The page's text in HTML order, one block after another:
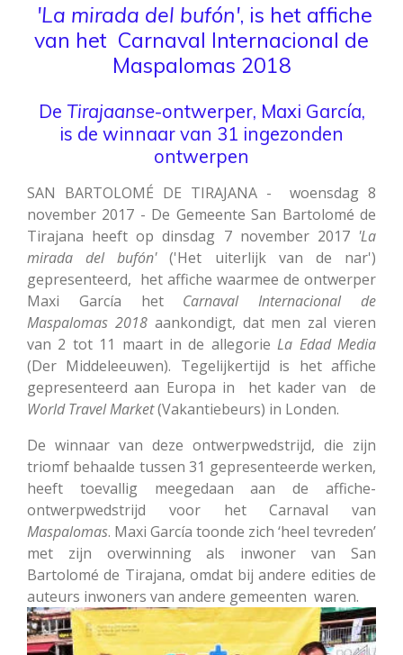
'La mirada del bufón', is het affiche
van het Carnaval Internacional de
Maspalomas 2018
De Tirajaanse-ontwerper, Maxi García,
is de winnaar van 31 ingezonden
ontwerpen
SAN BARTOLOMÉ DE TIRAJANA -
woensdag 8
november 2017 - De Gemeente San Bartolomé de
Tirajana heeft op dinsdag 7 november 2017 'La
mirada del bufón'('Het uiterlijk van de nar')
gepresenteerd, het affiche waarmee de ontwerper
Maxi García het Carnaval Internacional de
Maspalomas 2018aankondigt, dat men zal vieren
van 2 tot 11 maart in de allegorieLa Edad Media
(Der Middeleeuwen). Tegelijkertijd is het affiche
gepresenteerd aan Europa in het kader van de
World Travel Market(Vakantiebeurs) in Londen.
De winnaar van deze ontwerpwedstrijd, die zijn
triomf behaalde tussen 31 gepresenteerde werken,
heeft toevallig meegedaan aan de affiche-
ontwerpwedstrijd voor het Carnaval van
Maspalomas. Maxi García toonde zich ‘heel tevreden’
met zijn overwinning als inwoner van San
Bartolomé de Tirajana, omdat bij andere edities de
auteurs inwoners van andere gemeenten waren.